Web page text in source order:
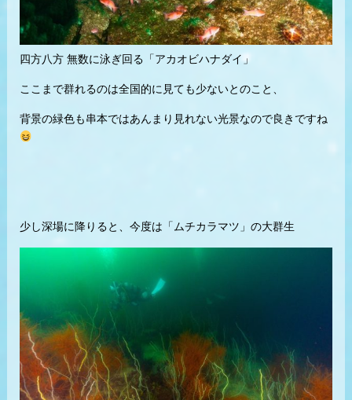
四方八方 無数に泳ぎ回る「アカオビハナダイ」
ここまで群れるのは全国的に見ても少ないとのこと、
背景の緑色も串本ではあんまり見れない光景なので良きですね
少し深場に降りると、今度は「ムチカラマツ」の大群生